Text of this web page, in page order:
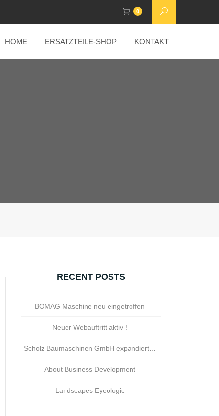
0
HOME ERSATZTEILE-SHOP KONTAKT
RECENT POSTS
BOMAG Maschine neu eingetroffen
Neuer Webauftritt aktiv !
Scholz Baumaschinen GmbH expandiert…
About Business Development
Landscapes Eyeologic